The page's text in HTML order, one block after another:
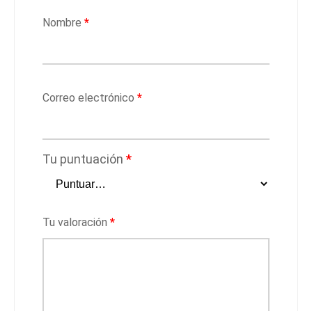
Nombre *
Correo electrónico *
Tu puntuación *
Tu valoración *